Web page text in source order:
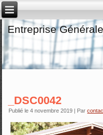
Entreprise
_DSC0042
Publié le 4 novembre 2019 | Par